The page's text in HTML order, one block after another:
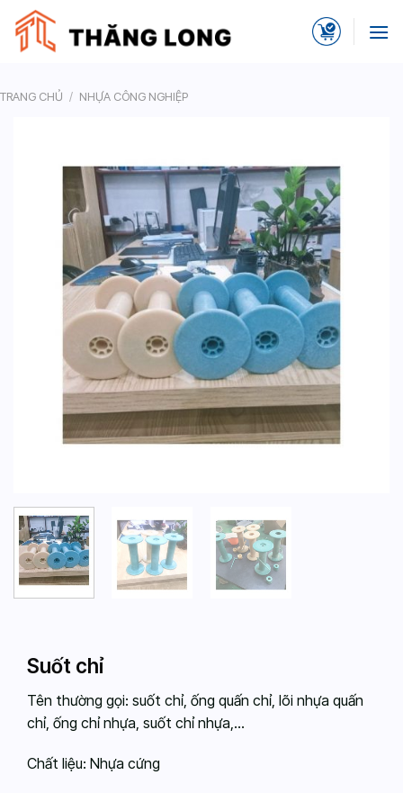
content
TRANG CHỦ / NHỰA CÔNG NGHIỆP
Suốt chỉ
Tên thường gọi: suốt chỉ, ống quấn chỉ, lõi nhựa quấn
chỉ, ống chỉ nhựa, suốt chỉ nhựa,…
Chất liệu: Nhựa cứng